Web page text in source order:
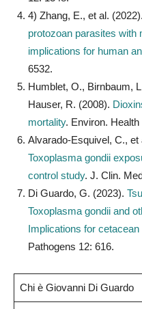
4) Zhang, E., et al. (2022).
protozoan parasites with
implications for human
6532.
Humblet, O., Birnbaum,
Hauser, R. (2008).
mortality. Environ.
Alvarado-Esquivel, C., et
Toxoplasma gondii
control study. J. Clin.
Di Guardo, G. (2023).
Toxoplasma gondii and
Implications for
Pathogens 12: 616.
Chi è Giovanni Di Guardo